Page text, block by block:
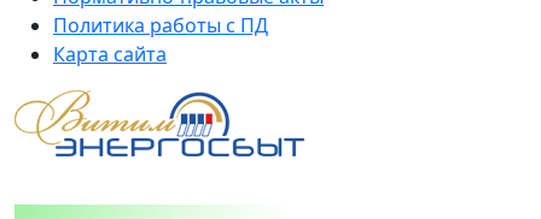
Политика работы с ПД
Карта сайта